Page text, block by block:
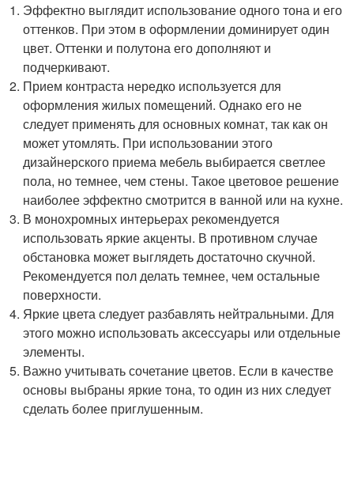
Эффектно выглядит использование одного тона и его
оттенков. При этом в оформлении доминирует один
цвет. Оттенки и полутона его дополняют и
подчеркивают.
Прием контраста нередко используется для
оформления жилых помещений. Однако его не
следует применять для основных комнат, так как он
может утомлять. При использовании этого
дизайнерского приема мебель выбирается светлее
пола, но темнее, чем стены. Такое цветовое решение
наиболее эффектно смотрится в ванной или на кухне.
В монохромных интерьерах рекомендуется
использовать яркие акценты. В противном случае
обстановка может выглядеть достаточно скучной.
Рекомендуется пол делать темнее, чем остальные
поверхности.
Яркие цвета следует разбавлять нейтральными. Для
этого можно использовать аксессуары или отдельные
элементы.
Важно учитывать сочетание цветов. Если в качестве
основы выбраны яркие тона, то один из них следует
сделать более приглушенным.